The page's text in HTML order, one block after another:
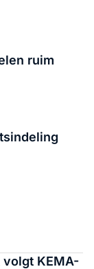
ruim
volgt KEMA-